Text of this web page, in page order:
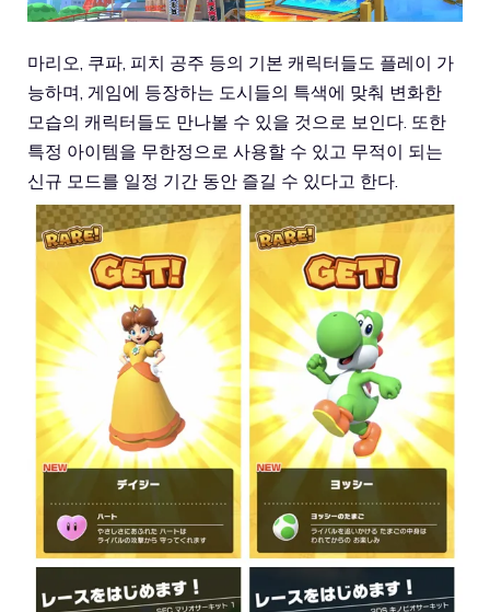
마리오, 쿠파, 피치 공주 등의 기본 캐릭터들도 플레이 가
능하며, 게임에 등장하는 도시들의 특색에 맞춰 변화한
모습의 캐릭터들도 만나볼 수 있을 것으로 보인다. 또한
특정 아이템을 무한정으로 사용할 수 있고 무적이 되는
신규 모드를 일정 기간 동안 즐길 수 있다고 한다.